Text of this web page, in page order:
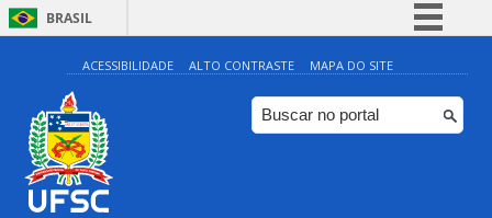
BRASIL
Simplifique!
Comunica BR
Participe
ACESSIBILIDADE ALTO CONTRASTE MAPA DO SITE